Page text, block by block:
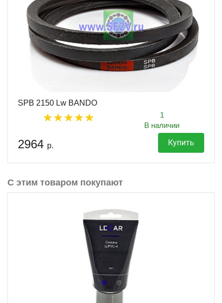
SPB 2150 Lw BANDO
1
В наличии
2964 р. Купить
С этим товаром покупают